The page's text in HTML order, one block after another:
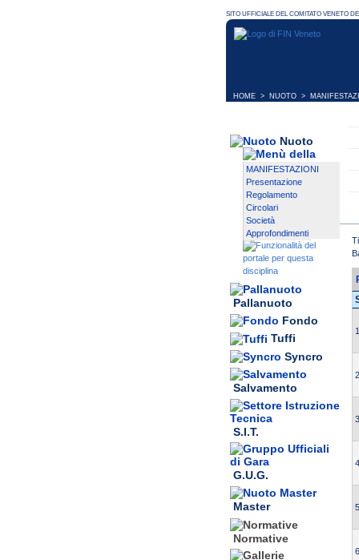
HOME > NUOTO >
Nuoto
MANIFESTAZIONI
Presentazione
Regolamento
Circolari
Società
Approfondimenti
Pallanuoto
Fondo
Tuffi
Syncro
Salvamento
S.I.T.
G.U.G.
Master
Normative